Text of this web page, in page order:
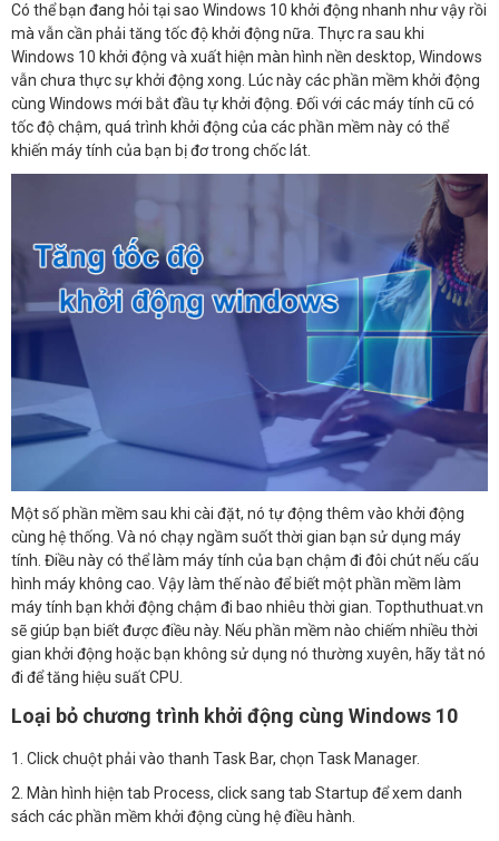
Có thể bạn đang hỏi tại sao Windows 10 khởi động nhanh như vậy rồi
mà vẫn cần phải tăng tốc độ khởi động nữa. Thực ra sau khi
Windows 10 khởi động và xuất hiện màn hình nền desktop, Windows
vẫn chưa thực sự khởi động xong. Lúc này các phần mềm khởi động
cùng Windows mới bắt đầu tự khởi động. Đối với các máy tính cũ có
tốc độ chậm, quá trình khởi động của các phần mềm này có thể
khiến máy tính của bạn bị đơ trong chốc lát.
Một số phần mềm sau khi cài đặt, nó tự động thêm vào khởi động
cùng hệ thống. Và nó chạy ngầm suốt thời gian bạn sử dụng máy
tính. Điều này có thể làm máy tính của bạn chậm đi đôi chút nếu cấu
hình máy không cao. Vậy làm thế nào để biết một phần mềm làm
máy tính bạn khởi động chậm đi bao nhiêu thời gian. Topthuthuat.vn
sẽ giúp bạn biết được điều này. Nếu phần mềm nào chiếm nhiều thời
gian khởi động hoặc bạn không sử dụng nó thường xuyên, hãy tắt nó
đi để tăng hiệu suất CPU.
Loại bỏ chương trình khởi động cùng Windows 10
1. Click chuột phải vào thanh Task Bar, chọn Task Manager.
2. Màn hình hiện tab Process, click sang tab Startup để xem danh
sách các phần mềm khởi động cùng hệ điều hành.